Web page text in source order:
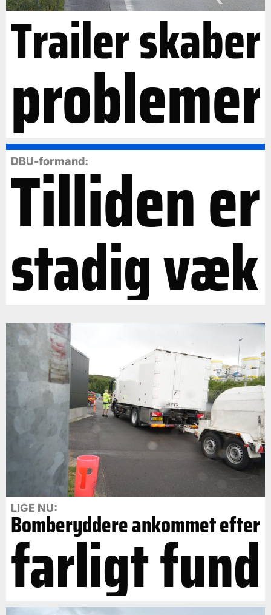
Trailer skaber
problemer
DBU-formand:
Tilliden er
stadig væk
LIGE NU:
Bomberyddere ankommet efter
farligt fund